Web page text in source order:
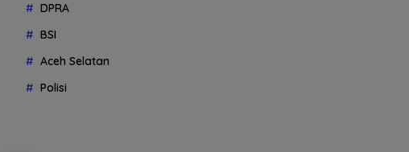
DPRA
BSI
Aceh Selatan
Polisi